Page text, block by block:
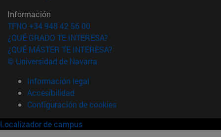
Información
TFNO +34 948 42 56 00
¿QUÉ GRADO TE INTERESA?
¿QUÉ MÁSTER TE INTERESA?
© Universidad de Navarra
Información legal
Accesibilidad
Configuración de cookies
Localizador de campus